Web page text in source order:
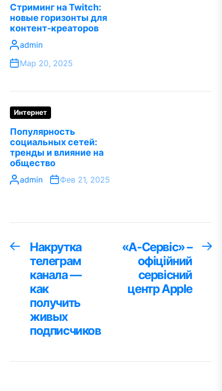
Стриминг на Twitch:
новые горизонты для
контент-креаторов
admin
Мар 20, 2025
Интернет
Популярность
социальных сетей:
тренды и влияние на
общество
admin Фев 21, 2025
Навигация
записям
Предыдущая
запись:
Накрутка
телеграм
канала —
как
получить
живых
подписчиков
«А-Сервіс» –
офіційний
сервісний
центр Apple